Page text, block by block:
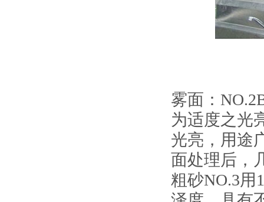
雾面：
为适度之光
光亮，用途
面处理后，
粗砂NO.3用